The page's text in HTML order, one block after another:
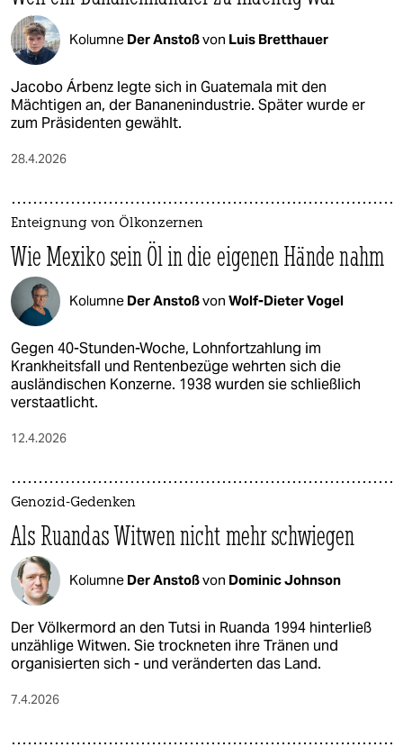
Kolumne Der Anstoßvon Luis Bretthauer
Jacobo Árbenz legte sich in Guatemala mit den
Mächtigen an, der Bananenindustrie. Später wurde er
zum Präsidenten gewählt.
28.4.2026
Enteignung von Ölkonzernen
Wie Mexiko sein Öl in die eigenen Hände nahm
Kolumne Der Anstoßvon Wolf-Dieter Vogel
Gegen 40-Stunden-Woche, Lohnfortzahlung im
Krankheitsfall und Rentenbezüge wehrten sich die
ausländischen Konzerne. 1938 wurden sie schließlich
verstaatlicht.
12.4.2026
Genozid-Gedenken
Als Ruandas Witwen nicht mehr schwiegen
Kolumne Der Anstoßvon Dominic Johnson
Der Völkermord an den Tutsi in Ruanda 1994 hinterließ
unzählige Witwen. Sie trockneten ihre Tränen und
organisierten sich - und veränderten das Land.
7.4.2026